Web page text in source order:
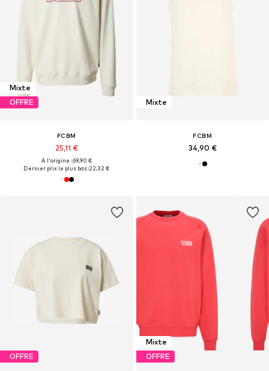
Mixte
OFFRE
FCBM
25,11 €
À l'origine : 69,90 €
Dernier prix le plus bas :22,32 €
Mixte
FCBM
34,90 €
OFFRE
Mixte
OFFRE